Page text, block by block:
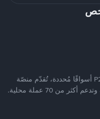
بينما تستهدف العديد من منصّات تداول P2P أسواقًا مُحددة، تُقدّم منصّة